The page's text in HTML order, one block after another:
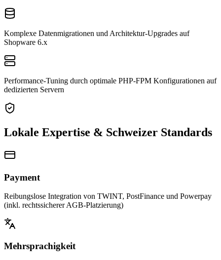
Komplexe Datenmigrationen und Architektur-Upgrades auf
Shopware 6.x
Performance-Tuning durch optimale PHP-FPM Konfigurationen auf
dedizierten Servern
Lokale Expertise & Schweizer Standards
Payment
Reibungslose Integration von TWINT, PostFinance und Powerpay
(inkl. rechtssicherer AGB-Platzierung)
Mehrsprachigkeit